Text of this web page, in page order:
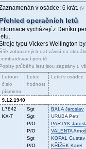
v osádce: 6 krát. (V
Přehled operačních letů
Informace vycházejí z Deníku
letu.
typu Vickers Wellington
zobrazených dat závisí na
perutě.
Popisy průběhu letu jsou zapsány u
Letoun
číslo
písmeno
Letec
hodnost
Letci v osádce
9.12.1940
L7842
KX-T
Sgt
Sgt
P/O
P/O
Sgt
P/O
BALAJaroslav
URUBAPetr
PARTYK
VALENTA
KOPAL Gustav
KŘÍŽEK Karel